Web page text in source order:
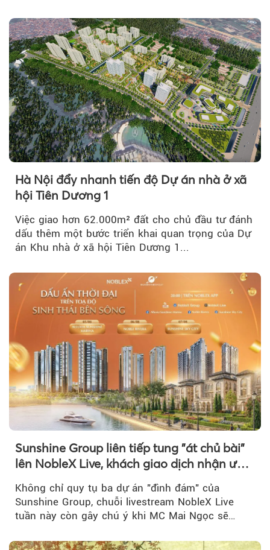
Hà Nội đẩy nhanh tiến độ Dự án nhà ở xã
hội Tiên Dương 1
Việc giao hơn 62.000m² đất cho chủ đầu tư đánh
dấu thêm một bước triển khai quan trọng của Dự
án Khu nhà ở xã hội Tiên Dương 1...
Sunshine Group liên tiếp tung "át chủ bài"
lên NobleX Live, khách giao dịch nhận ưu
Không chỉ quy tụ ba dự án "đình đám" của
Sunshine Group, chuỗi livestream NobleX Live
tuần này còn gây chú ý khi MC Mai Ngọc sẽ